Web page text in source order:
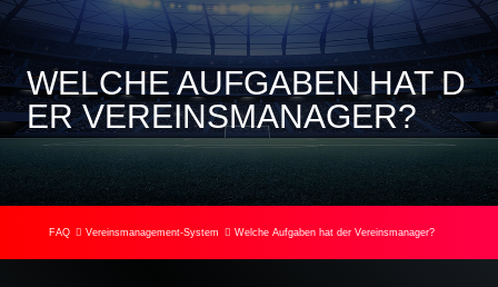
WELCHE AUFGABEN HAT D
ER VEREINSMANAGER?
FAQ Vereinsmanagement-System Welche Aufgaben hat der Vereinsmanager?